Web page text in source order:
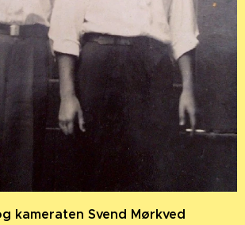
kameraten Svend Mørkved